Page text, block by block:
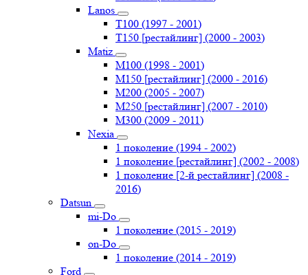
Lanos
T100 (1997 - 2001)
T150 [рестайлинг] (2000 - 2003)
Matiz
M100 (1998 - 2001)
M150 [рестайлинг] (2000 - 2016)
M200 (2005 - 2007)
M250 [рестайлинг] (2007 - 2010)
M300 (2009 - 2011)
Nexia
1 поколение (1994 - 2002)
1 поколение [рестайлинг] (2002 - 2008)
1 поколение [2-й рестайлинг] (2008 -
2016)
Datsun
mi-Do
1 поколение (2015 - 2019)
on-Do
1 поколение (2014 - 2019)
Ford